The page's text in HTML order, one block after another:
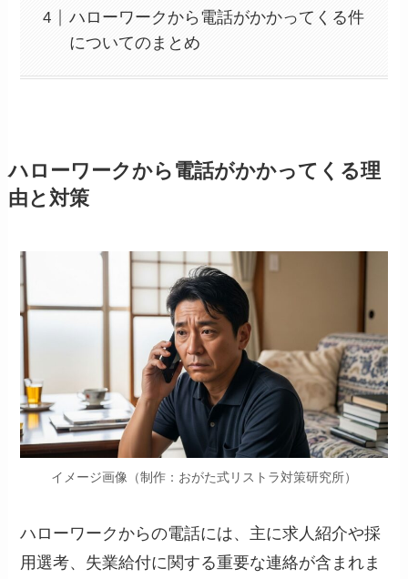
ハローワークから電話がかかってくる件
についてのまとめ
ハローワークから電話がかかってくる理
由と対策
イメージ画像（制作：おがた式リストラ対策研究所）
ハローワークからの電話には、主に求人紹介や採
用選考、失業給付に関する重要な連絡が含まれま